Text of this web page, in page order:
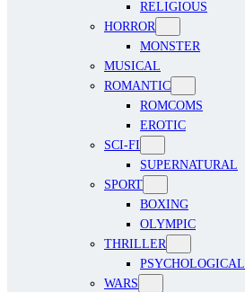
RELIGIOUS
HORROR
MONSTER
MUSICAL
ROMANTIC
ROMCOMS
EROTIC
SCI-FI
SUPERNATURAL
SPORT
BOXING
OLYMPIC
THRILLER
PSYCHOLOGICAL
WARS